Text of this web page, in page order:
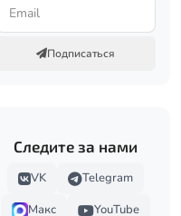
Подписаться
Следите за нами
VK
Telegram
Макс
YouTube